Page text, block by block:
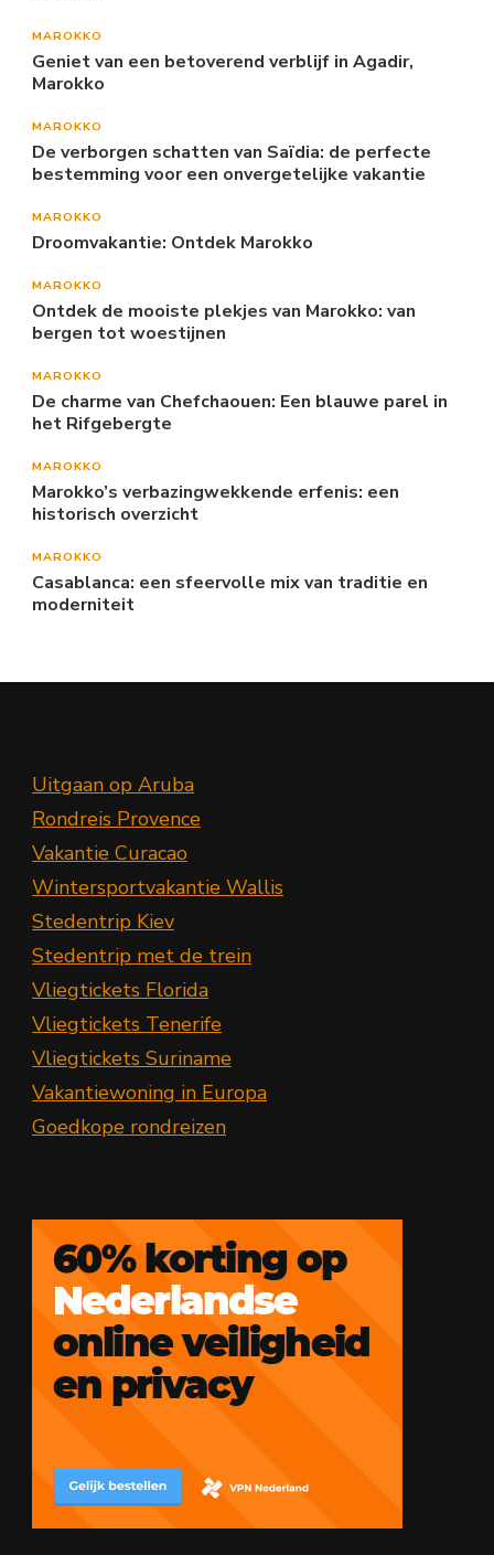
MAROKKO
Geniet van een betoverend verblijf in Agadir,
Marokko
MAROKKO
De verborgen schatten van Saïdia: de perfecte
bestemming voor een onvergetelijke vakantie
MAROKKO
Droomvakantie: Ontdek Marokko
MAROKKO
Ontdek de mooiste plekjes van Marokko: van
bergen tot woestijnen
MAROKKO
De charme van Chefchaouen: Een blauwe parel in
het Rifgebergte
MAROKKO
Marokko’s verbazingwekkende erfenis: een
historisch overzicht
MAROKKO
Casablanca: een sfeervolle mix van traditie en
moderniteit
Uitgaan op Aruba
Rondreis Provence
Vakantie Curacao
Wintersportvakantie Wallis
Stedentrip Kiev
Stedentrip met de trein
Vliegtickets Florida
Vliegtickets Tenerife
Vliegtickets Suriname
Vakantiewoning in Europa
Goedkope rondreizen